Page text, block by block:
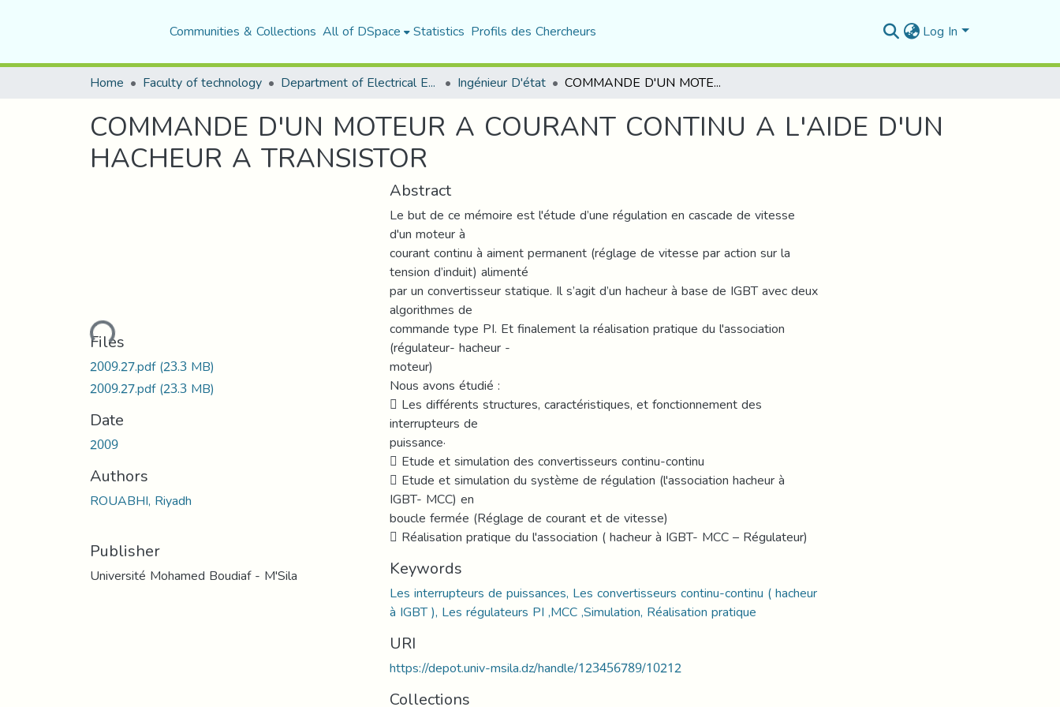
Communities & Collections All of DSpace Statistics Profils des Chercheurs Log In
Home Faculty of technology Department of Electrical Engineering Ingénieur D'état COMMANDE D'UN MOTEUR A COURANT CONTINU A L'AIDE D'UN HACHEUR A TRANSISTOR
COMMANDE D'UN MOTEUR A COURANT CONTINU A L'AIDE D'UN
HACHEUR A TRANSISTOR
Loading...
Files
2009.27.pdf(23.3 MB)
2009.27.pdf(23.3 MB)
Date
2009
Authors
ROUABHI, Riyadh
Publisher
Université Mohamed Boudiaf - M'Sila
Abstract
Le but de ce mémoire est l'étude d’une régulation en cascade de vitesse
d'un moteur à
courant continu à aiment permanent (réglage de vitesse par action sur la
tension d’induit) alimenté
par un convertisseur statique. Il s’agit d’un hacheur à base de IGBT avec deux
algorithmes de
commande type PI. Et finalement la réalisation pratique du l'association
(régulateur- hacheur -
moteur)
Nous avons étudié :
 Les différents structures, caractéristiques, et fonctionnement des
interrupteurs de
puissance·
 Etude et simulation des convertisseurs continu-continu
 Etude et simulation du système de régulation (l'association hacheur à
IGBT- MCC) en
boucle fermée (Réglage de courant et de vitesse)
 Réalisation pratique du l'association ( hacheur à IGBT- MCC – Régulateur)
Keywords
Les interrupteurs de puissances, Les convertisseurs continu-continu ( hacheur
à IGBT ), Les régulateurs PI ,MCC ,Simulation, Réalisation pratique
URI
https://depot.univ-msila.dz/handle/123456789/10212
Collections